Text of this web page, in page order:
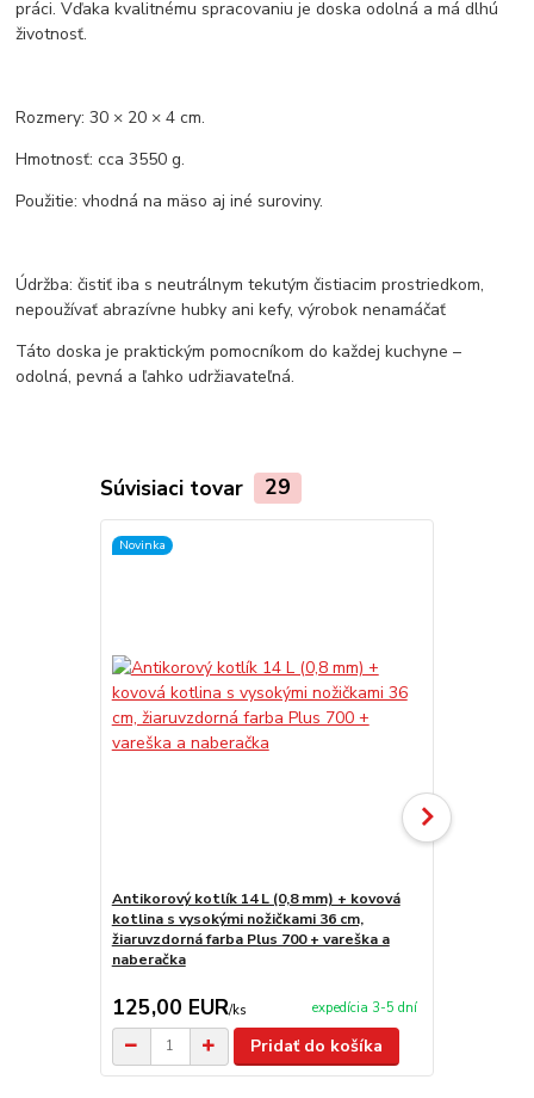
práci. Vďaka kvalitnému spracovaniu je doska odolná a má dlhú
životnosť.
Rozmery: 30 × 20 × 4 cm.
Hmotnosť: cca 3550 g.
Použitie: vhodná na mäso aj iné suroviny.
Údržba: čistiť iba s neutrálnym tekutým čistiacim prostriedkom,
nepoužívať abrazívne hubky ani kefy, výrobok nenamáčať
Táto doska je praktickým pomocníkom do každej kuchyne –
odolná, pevná a ľahko udržiavateľná.
Súvisiaci tovar 29
Novinka
Antikorový kotlík 14 L (0,8 mm) + kovová
kotlina s vysokými nožičkami 36 cm,
žiaruvzdorná farba Plus 700 + vareška a
naberačka
125,00 EUR/ks expedícia 3-5 dní
Pridať do košíka